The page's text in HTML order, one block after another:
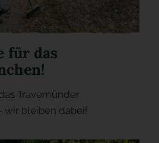
für das
Travemünder
wir bleiben dabei!